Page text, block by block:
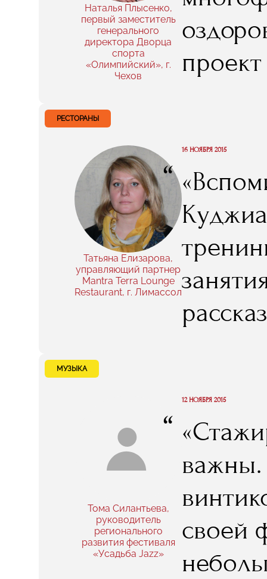
Наталья Плысенко,
первый заместитель
генерального
директора Дворца
спорта
«Олимпийский», г.
Чехов
же, не
мы
РЕСТОРАНЫ
Татьяна Елизарова,
управляющий партнер
Mantra Terra Lounge
Restaurant, г. Лимассол
“
16 НОЯБРЯ 2015
они,
RMA,
и
МУЗЫКА
Тома Силантьева,
руководитель
регионального
развития фестиваля
«Усадьба Jazz»
“
12 НОЯБРЯ 2015
важны.
своей